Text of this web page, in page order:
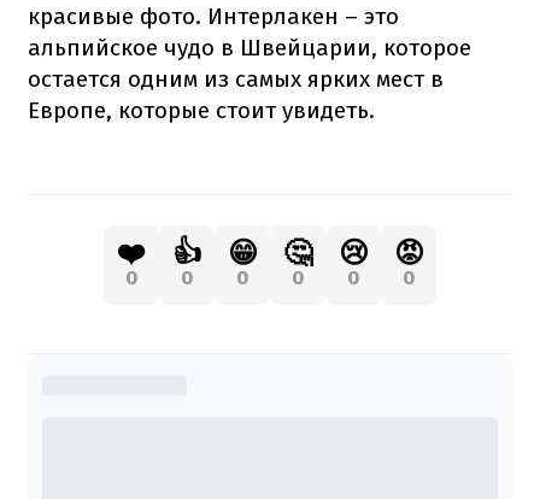
красивые фото. Интерлакен – это
альпийское чудо в Швейцарии, которое
остается одним из самых ярких мест в
Европе, которые стоит увидеть.
❤️
0
👍
0
😁
0
🤔
0
😢
0
😡
0